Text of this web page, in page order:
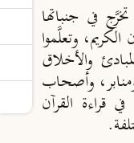
في جنباتها
وتعلَّموا
والأخلاق
وأصحاب
قراءة القرآن